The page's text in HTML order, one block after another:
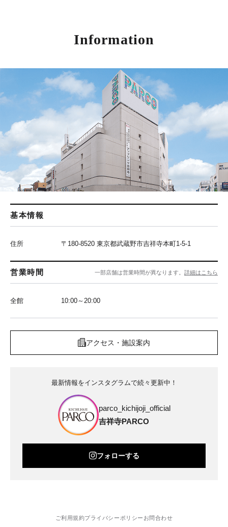
Information
基本情報
住所 〒180-8520 東京都武蔵野市吉祥寺本町1-5-1
営業時間 一部店舗は営業時間が異なります。 詳細はこちら
全館 10:00～20:00
アクセス・施設案内
最新情報をインスタグラムで続々更新中！
parco_kichijoji_official
吉祥寺PARCO
フォローする
ご利用規約プライバシーポリシー お問合わせ